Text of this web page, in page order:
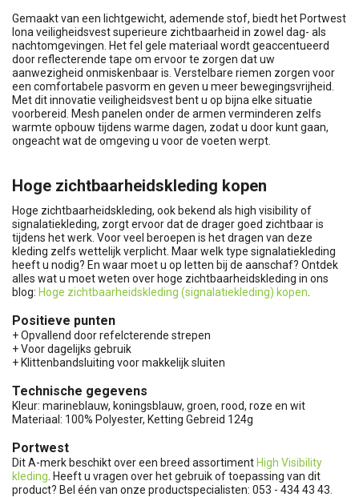
Gemaakt van een lichtgewicht, ademende stof, biedt het Portwest
Iona veiligheidsvest superieure zichtbaarheid in zowel dag- als
nachtomgevingen. Het fel gele materiaal wordt geaccentueerd
door reflecterende tape om ervoor te zorgen dat uw
aanwezigheid onmiskenbaar is. Verstelbare riemen zorgen voor
een comfortabele pasvorm en geven u meer bewegingsvrijheid.
Met dit innovatie veiligheidsvest bent u op bijna elke situatie
voorbereid. Mesh panelen onder de armen verminderen zelfs
warmte opbouw tijdens warme dagen, zodat u door kunt gaan,
ongeacht wat de omgeving u voor de voeten werpt.
Hoge zichtbaarheidskleding kopen
Hoge zichtbaarheidskleding, ook bekend als high visibility of
signalatiekleding, zorgt ervoor dat de drager goed zichtbaar is
tijdens het werk. Voor veel beroepen is het dragen van deze
kleding zelfs wettelijk verplicht. Maar welk type signalatiekleding
heeft u nodig? En waar moet u op letten bij de aanschaf? Ontdek
alles wat u moet weten over hoge zichtbaarheidskleding in ons
blog: Hoge zichtbaarheidskleding (signalatiekleding) kopen
Positieve punten
+ Opvallend door refelcterende strepen
+ Voor dagelijks gebruik
+ Klittenbandsluiting voor makkelijk sluiten
Technische gegevens
Kleur: marineblauw, koningsblauw, groen, rood, roze en wit
Materiaal: 100% Polyester, Ketting Gebreid 124g
Portwest
Dit A-merk beschikt over een breed assortiment High Visibility
kleding . Heeft u vragen over het gebruik of toepassing van dit
product? Bel één van onze productspecialisten: 053 - 434 43 43.